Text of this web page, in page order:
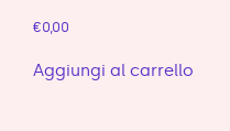
€0,00
Aggiungi al carrello